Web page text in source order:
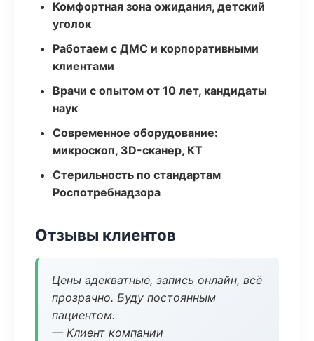
Комфортная зона ожидания, детский
уголок
Работаем с ДМС и корпоративными
клиентами
Врачи с опытом от 10 лет, кандидаты
наук
Современное оборудование:
микроскоп, 3D-сканер, КТ
Стерильность по стандартам
Роспотребнадзора
Отзывы клиентов
Цены адекватные, запись онлайн, всё
прозрачно. Буду постоянным
пациентом.
— Клиент компании